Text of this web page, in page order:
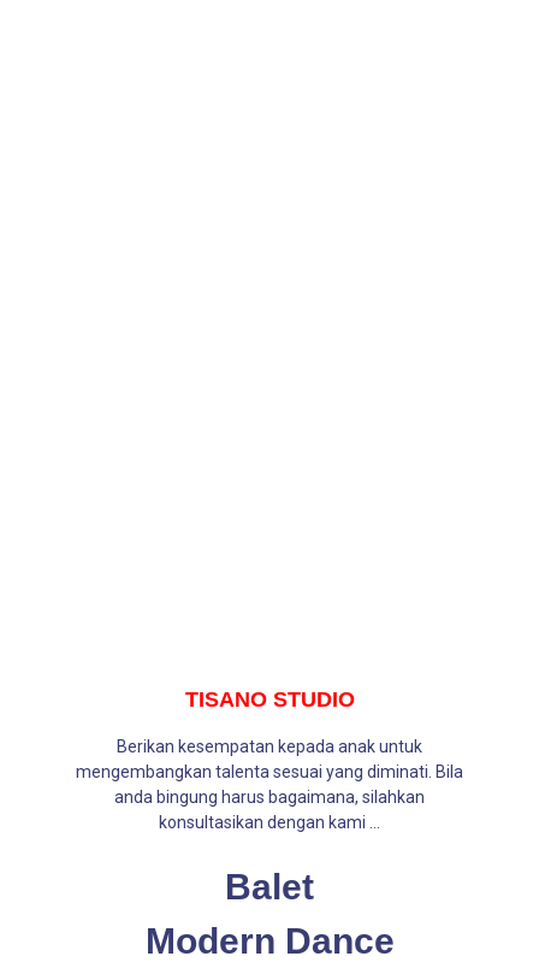
TISANO STUDIO
Berikan kesempatan kepada anak untuk
mengembangkan talenta sesuai yang diminati. Bila
anda bingung harus bagaimana, silahkan
konsultasikan dengan kami ...
Balet
Modern Dance